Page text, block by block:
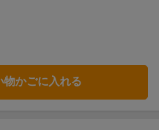
物かごに入れる